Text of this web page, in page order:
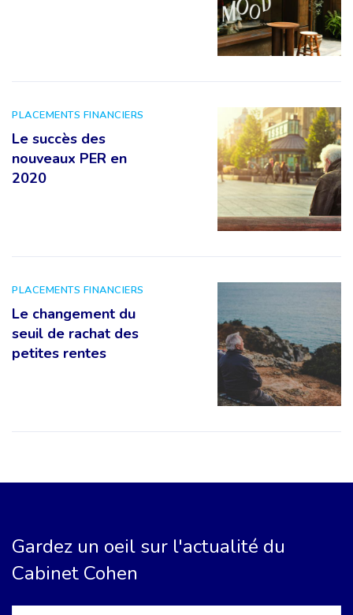
PLACEMENTS FINANCIERS
Le succès des
nouveaux PER en
2020
PLACEMENTS FINANCIERS
Le changement du
seuil de rachat des
petites rentes
Gardez un oeil sur l'actualité du
Cabinet Cohen